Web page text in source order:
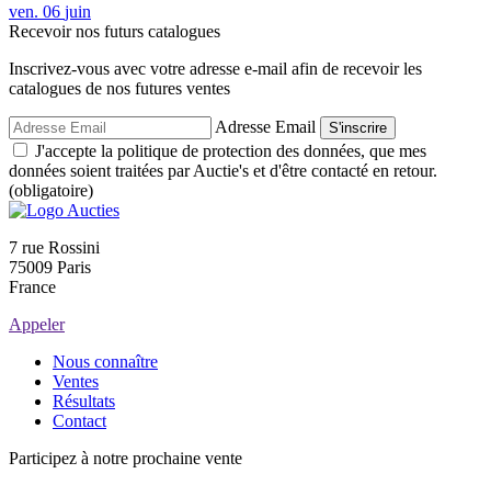
ven. 06 juin
Recevoir nos futurs catalogues
Inscrivez-vous avec votre adresse e-mail afin de recevoir les
catalogues de nos futures ventes
Adresse Email S'inscrire
J'accepte la politique de protection des données, que mes
données soient traitées par Auctie's et d'être contacté en retour.
(obligatoire)
7 rue Rossini
75009 Paris
France
Appeler
Nous connaître
Ventes
Résultats
Contact
Participez à notre prochaine vente